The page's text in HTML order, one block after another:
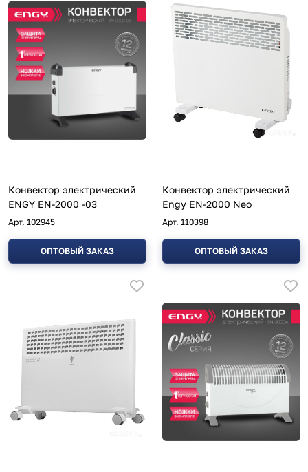
Конвектор электрический
ENGY EN-2000 -03
Арт. 102945
ОПТОВЫЙ ЗАКАЗ
Конвектор электрический
Engy EN-2000 Neo
Арт. 110398
ОПТОВЫЙ ЗАКАЗ